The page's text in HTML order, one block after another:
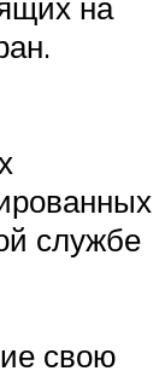
службе
свою